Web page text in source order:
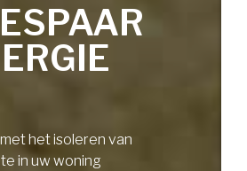
het isoleren van
in uw woning